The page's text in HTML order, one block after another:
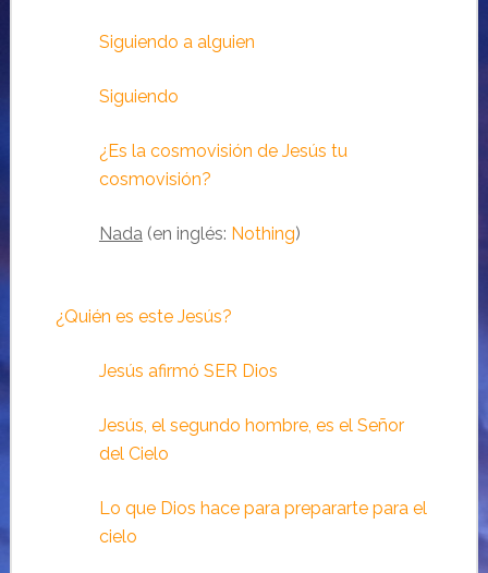
Siguiendo a alguien
Siguiendo
¿Es la cosmovisión de Jesús tu
cosmovisión?
Nada(en inglés: Nothing)
¿Quién es este Jesús?
Jesús afirmó SER Dios
Jesús, el segundo hombre, es el Señor
del Cielo
Lo que Dios hace para prepararte para el
cielo